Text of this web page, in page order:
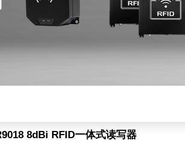
8dBi RFID一体式读写器